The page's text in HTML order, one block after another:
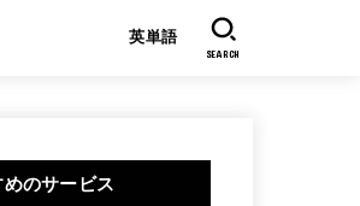
英単語
SEARCH
のサービス